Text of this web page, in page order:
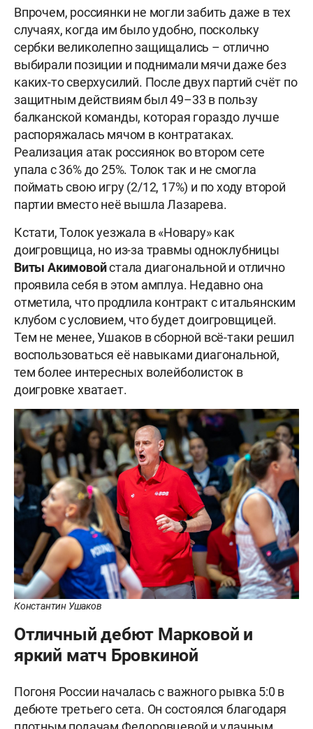
Впрочем, россиянки не могли забить даже в тех
случаях, когда им было удобно, поскольку
сербки великолепно защищались – отлично
выбирали позиции и поднимали мячи даже без
каких-то сверхусилий. После двух партий счёт по
защитным действиям был 49–33 в пользу
балканской команды, которая гораздо лучше
распоряжалась мячом в контратаках.
Реализация атак россиянок во втором сете
упала с 36% до 25%. Толок так и не смогла
поймать свою игру (2/12, 17%) и по ходу второй
партии вместо неё вышла Лазарева.
Кстати, Толок уезжала в «Новару» как
доигровщица, но из-за травмы одноклубницы
Виты Акимовойстала диагональной и отлично
проявила себя в этом амплуа. Недавно она
отметила, что продлила контракт с итальянским
клубом с условием, что будет доигровщицей.
Тем не менее, Ушаков в сборной всё-таки решил
воспользоваться её навыками диагональной,
тем более интересных волейболисток в
доигровке хватает.
Константин Ушаков
Отличный дебют Марковой и
яркий матч Бровкиной
Погоня России началась с важного рывка 5:0 в
дебюте третьего сета. Он состоялся благодаря